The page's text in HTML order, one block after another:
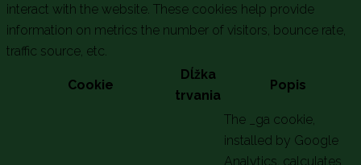
interact with the website. These cookies help provide
information on metrics the number of visitors, bounce rate,
traffic source, etc.
Cookie
Dĺžka
trvania
Popis
The _ga cookie,
installed by Google
Analytics, calculates